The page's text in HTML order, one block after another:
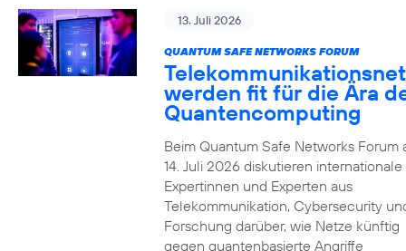
13. Juli 2026
QUANTUM SAFE NETWORKS FORUM
werden fit für die Ära
Quantencomputing
Beim Quantum Safe Networks Forum
14. Juli 2026 diskutieren internationale
Expertinnen und Experten aus
Telekommunikation, Cybersecurity
Forschung darüber, wie Netze künftig
gegen quantenbasierte Angriffe